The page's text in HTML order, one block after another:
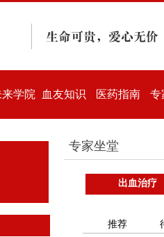
学院 血友知识 医药指南 专
专家坐堂
出血治疗
推荐